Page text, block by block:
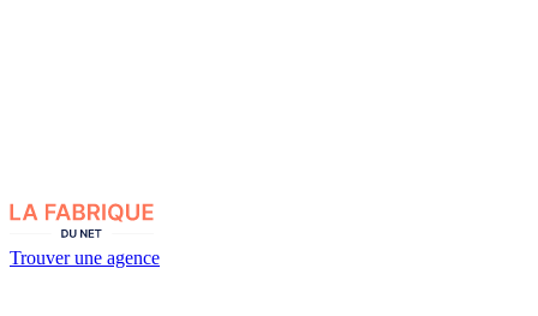
Trouver une agence